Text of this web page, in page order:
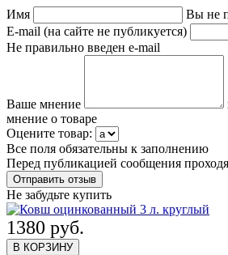
Имя
Вы не
E-mail (на сайте не публикуется)
Не правильно введен e-mail
Ваше мнение
мнение о товаре
Оцените товар:
Все поля обязательны к заполнению
Перед публикацией сообщения
Не забудьте купить
1380 руб.
В КОРЗИНУ